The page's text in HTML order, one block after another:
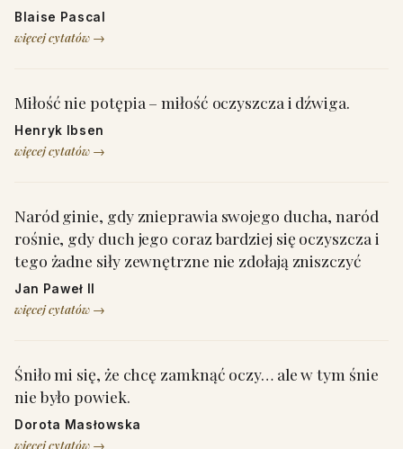
Blaise Pascal
więcej cytatów →
Miłość nie potępia – miłość oczyszcza i dźwiga.
Henryk Ibsen
więcej cytatów →
Naród ginie, gdy znieprawia swojego ducha, naród
rośnie, gdy duch jego coraz bardziej się oczyszcza i
tego żadne siły zewnętrzne nie zdołają zniszczyć
Jan Paweł II
więcej cytatów →
Śniło mi się, że chcę zamknąć oczy… ale w tym śnie
nie było powiek.
Dorota Masłowska
więcej cytatów →